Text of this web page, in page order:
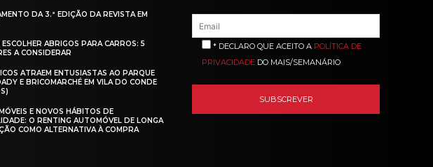
DA 3.ª EDIÇÃO DA REVISTA EM
ABRIGOS PARA CARROS: 5
A CONSIDERAR
ATRAEM ENTUSIASTAS AO PARQUE
E BRICOMARCHÉ EM VILA DO CONDE
E NOVOS HÁBITOS DE
O RENTING AUTOMÓVEL DE LONGA
COMO ALTERNATIVA À COMPRA
* DECLARO QUE ACEITO A POLÍTICA DE
PRIVACIDADE DO MAIS/SEMANÁRIO